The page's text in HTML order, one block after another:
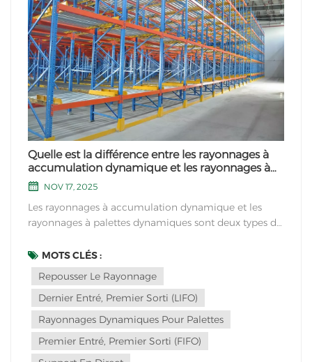
Quelle est la différence entre les rayonnages à
accumulation dynamique et les rayonnages à
palettes dynamiques ?
NOV 17, 2025
Les rayonnages à accumulation dynamique et les
rayonnages à palettes dynamiques sont deux types de
entrepôts et les centres de distribution, mais ils
diffèrent par leur mode de fonctionnement et leurs
applications spécifiques : Rayonnage à recul :Opér...
MOTS CLÉS :
Repousser Le Rayonnage
Dernier Entré, Premier Sorti (LIFO)
Rayonnages Dynamiques Pour Palettes
Premier Entré, Premier Sorti (FIFO)